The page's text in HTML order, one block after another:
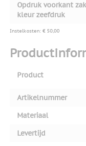
Opdruk voorkant
kleur zeefdruk
Instelkosten: € 50,00
Product
Artikelnummer
Materiaal
Levertijd